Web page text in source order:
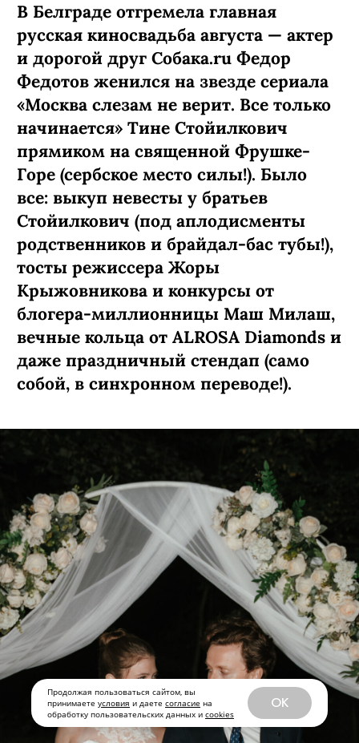
Продолжая пользоваться сайтом, вы
принимаете условия и даете согласие на
обработку пользовательских данных и cookies
OK
В Белграде отгремела главная
русская киносвадьба августа — актер
и дорогой друг Собака.ru Федор
Федотов женился на звезде сериала
«Москва слезам не верит. Все только
начинается» Тине Стойилкович
прямиком на священной Фрушке-
Горе (сербское место силы!). Было
все: выкуп невесты у братьев
Стойилкович (под аплодисменты
родственников и брайдал-бас тубы!),
тосты режиссера Жоры
Крыжовникова и конкурсы от
блогера-миллионницы Маш Милаш,
вечные кольца от ALROSA Diamonds и
даже праздничный стендап (само
собой, в синхронном переводе!).